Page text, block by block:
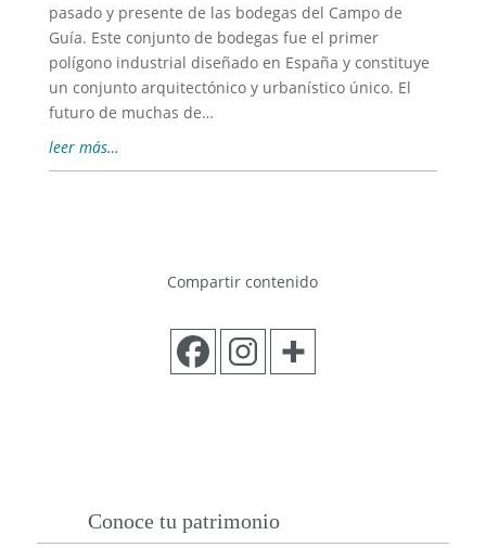
pasado y presente de las bodegas del Campo de
Guía. Este conjunto de bodegas fue el primer
polígono industrial diseñado en España y constituye
un conjunto arquitectónico y urbanístico único. El
futuro de muchas de…
leer más…
Compartir contenido
Conoce tu patrimonio